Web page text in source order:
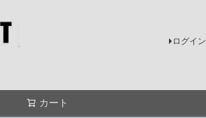
ログイン
カート